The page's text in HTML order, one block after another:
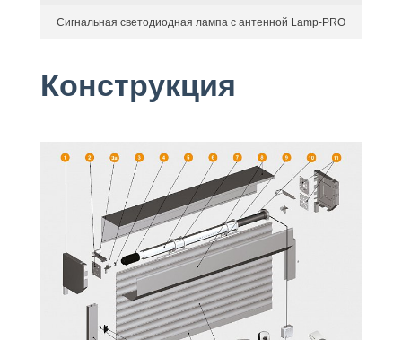
Сигнальная светодиодная лампа с антенной Lamp-PRO
Конструкция